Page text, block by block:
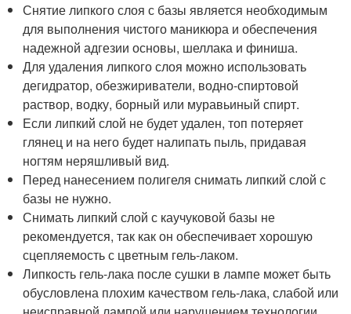
Снятие липкого слоя с базы является необходимым
для выполнения чистого маникюра и обеспечения
надежной адгезии основы, шеллака и финиша.
Для удаления липкого слоя можно использовать
дегидратор, обезжириватели, водно-спиртовой
раствор, водку, борный или муравьиный спирт.
Если липкий слой не будет удален, топ потеряет
глянец и на него будет налипать пыль, придавая
ногтям неряшливый вид.
Перед нанесением полигеля снимать липкий слой с
базы не нужно.
Снимать липкий слой с каучуковой базы не
рекомендуется, так как он обеспечивает хорошую
сцепляемость с цветным гель-лаком.
Липкость гель-лака после сушки в лампе может быть
обусловлена плохим качеством гель-лака, слабой или